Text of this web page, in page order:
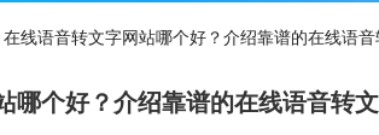
在线语音转文字网站哪个好？介绍靠谱的在线语
哪个好？介绍靠谱的在线语音转